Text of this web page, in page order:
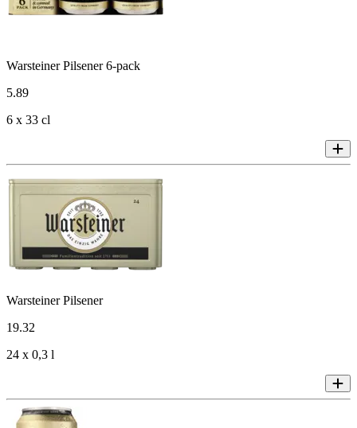
Warsteiner Pilsener 6-pack
5.89
6 x 33 cl
Warsteiner Pilsener
19.32
24 x 0,3 l